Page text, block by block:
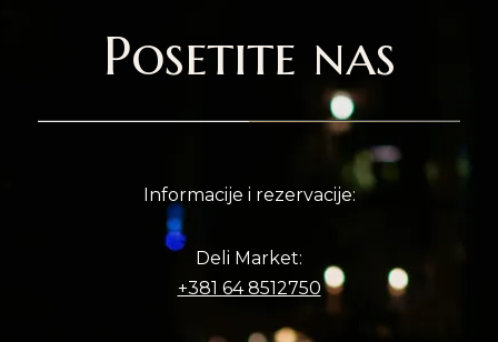
Posetite nas
Informacije i rezervacije:
Deli Market:
+381 64 8512750